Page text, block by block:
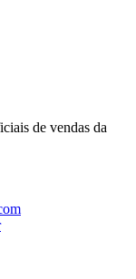
de vendas da